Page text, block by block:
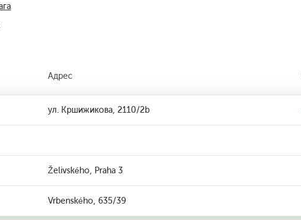
Адрес
ул. Кршижикова, 2110/2b
Želivského, Praha 3
Vrbenského, 635/39